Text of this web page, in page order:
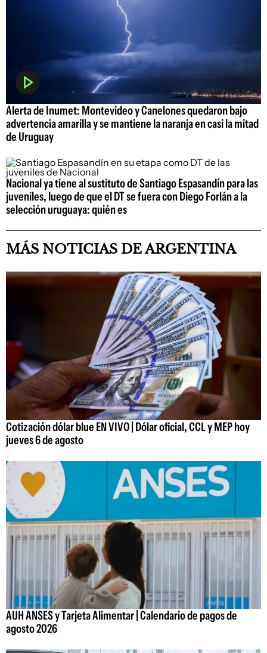
Alerta de Inumet: Montevideo y Canelones quedaron bajo
advertencia amarilla y se mantiene la naranja en casi la mitad
de Uruguay
Nacional ya tiene al sustituto de Santiago Espasandín para las
juveniles, luego de que el DT se fuera con Diego Forlán a la
selección uruguaya: quién es
MÁS NOTICIAS DE ARGENTINA
Cotización dólar blue EN VIVO | Dólar oficial, CCL y MEP hoy
jueves 6 de agosto
AUH ANSES y Tarjeta Alimentar | Calendario de pagos de
agosto 2026